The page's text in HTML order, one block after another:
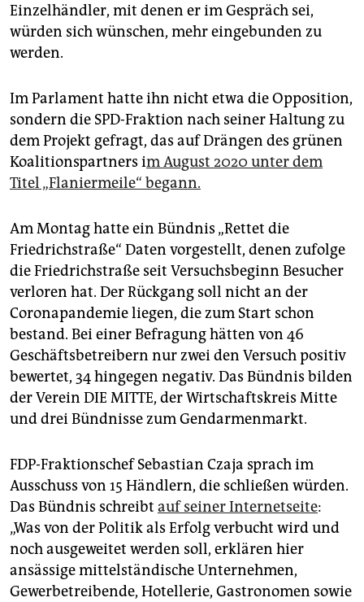
Einzelhändler, mit denen er im Gespräch sei,
würden sich wünschen, mehr eingebunden zu
werden.
Im Parlament hatte ihn nicht etwa die Opposition,
sondern die SPD-Fraktion nach seiner Haltung zu
dem Projekt gefragt, das auf Drängen des grünen
Koalitionspartners im August 2020 unter dem
Titel „Flaniermeile“ begann.
Am Montag hatte ein Bündnis „Rettet die
Friedrichstraße“ Daten vorgestellt, denen zufolge
die Friedrichstraße seit Versuchsbeginn Besucher
verloren hat. Der Rückgang soll nicht an der
Coronapandemie liegen, die zum Start schon
bestand. Bei einer Befragung hätten von 46
Geschäftsbetreibern nur zwei den Versuch positiv
bewertet, 34 hingegen negativ. Das Bündnis bilden
der Verein DIE MITTE, der Wirtschaftskreis Mitte
und drei Bündnisse zum Gendarmenmarkt.
FDP-Fraktionschef Sebastian Czaja sprach im
Ausschuss von 15 Händlern, die schließen würden.
Das Bündnis schreibt auf seiner Internetseite:
„Was von der Politik als Erfolg verbucht wird und
noch ausgeweitet werden soll, erklären hier
ansässige mittelständische Unternehmen,
Gewerbetreibende, Hotellerie, Gastronomen sowie